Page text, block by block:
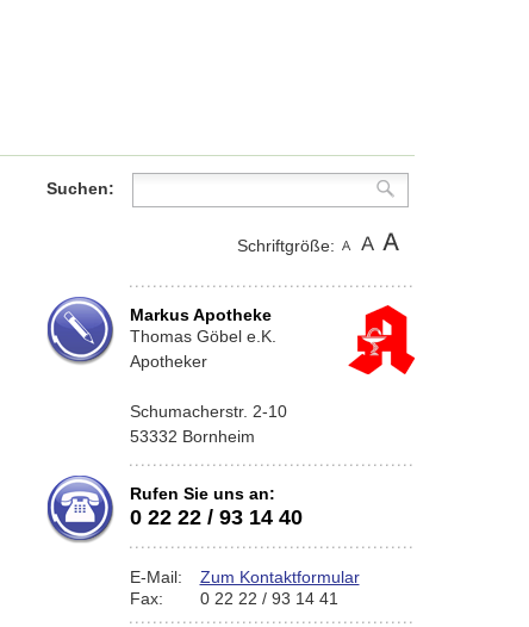
Suchen:
Schriftgröße:
Markus Apotheke
Thomas Göbel e.K.
Apotheker
Schumacherstr. 2-10
53332 Bornheim
Rufen Sie uns an:
0 22 22 / 93 14 40
E-Mail:
Zum Kontaktformular
Fax:
0 22 22 / 93 14 41